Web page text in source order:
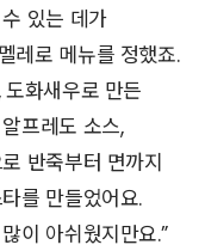
있는 데가
레로 메뉴를 정했죠.
화새우로 만든
프레도 소스,
반죽부터 면까지
를 만들었어요.
이 아쉬웠지만요.”